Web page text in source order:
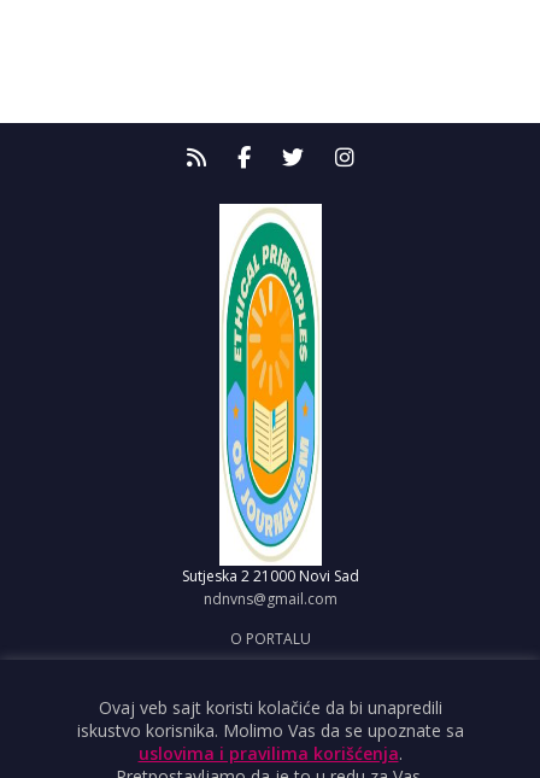
Sutjeska 2 21000 Novi Sad
ndnvns@gmail.com
O PORTALU
OBJAVI VEST
USLOVI KORIŠĆENJA
Ovaj veb sajt koristi kolačiće da bi unapredili
iskustvo korisnika. Molimo Vas da se upoznate sa
uslovima i pravilima korišćenja.